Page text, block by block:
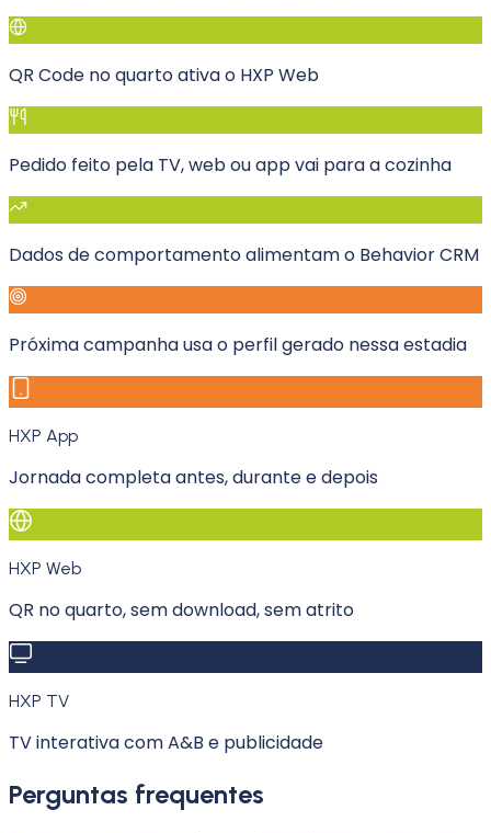
QR Code no quarto ativa o HXP Web
Pedido feito pela TV, web ou app vai para a cozinha
Dados de comportamento alimentam o Behavior CRM
Próxima campanha usa o perfil gerado nessa estadia
HXP App
Jornada completa antes, durante e depois
HXP Web
QR no quarto, sem download, sem atrito
HXP TV
TV interativa com A&B e publicidade
Perguntas frequentes